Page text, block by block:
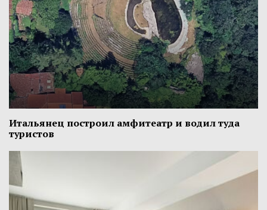
Итальянец построил амфитеатр и водил туда
туристов